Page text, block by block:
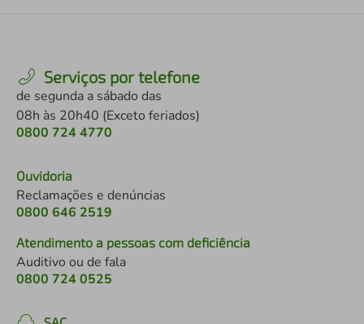
Serviços por telefone
de segunda a sábado das
08h às 20h40 (Exceto feriados)
0800 724 4770
Ouvidoria
Reclamações e denúncias
0800 646 2519
Atendimento a pessoas com deficiência
Auditivo ou de fala
0800 724 0525